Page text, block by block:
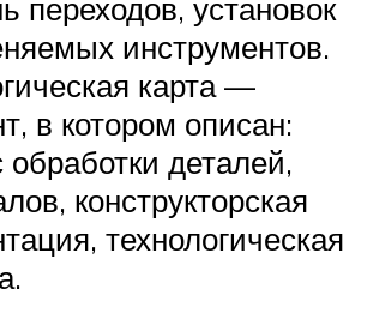
переходов, установок
инструментов.
карта —
в котором описан:
обработки деталей,
конструкторская
технологическая